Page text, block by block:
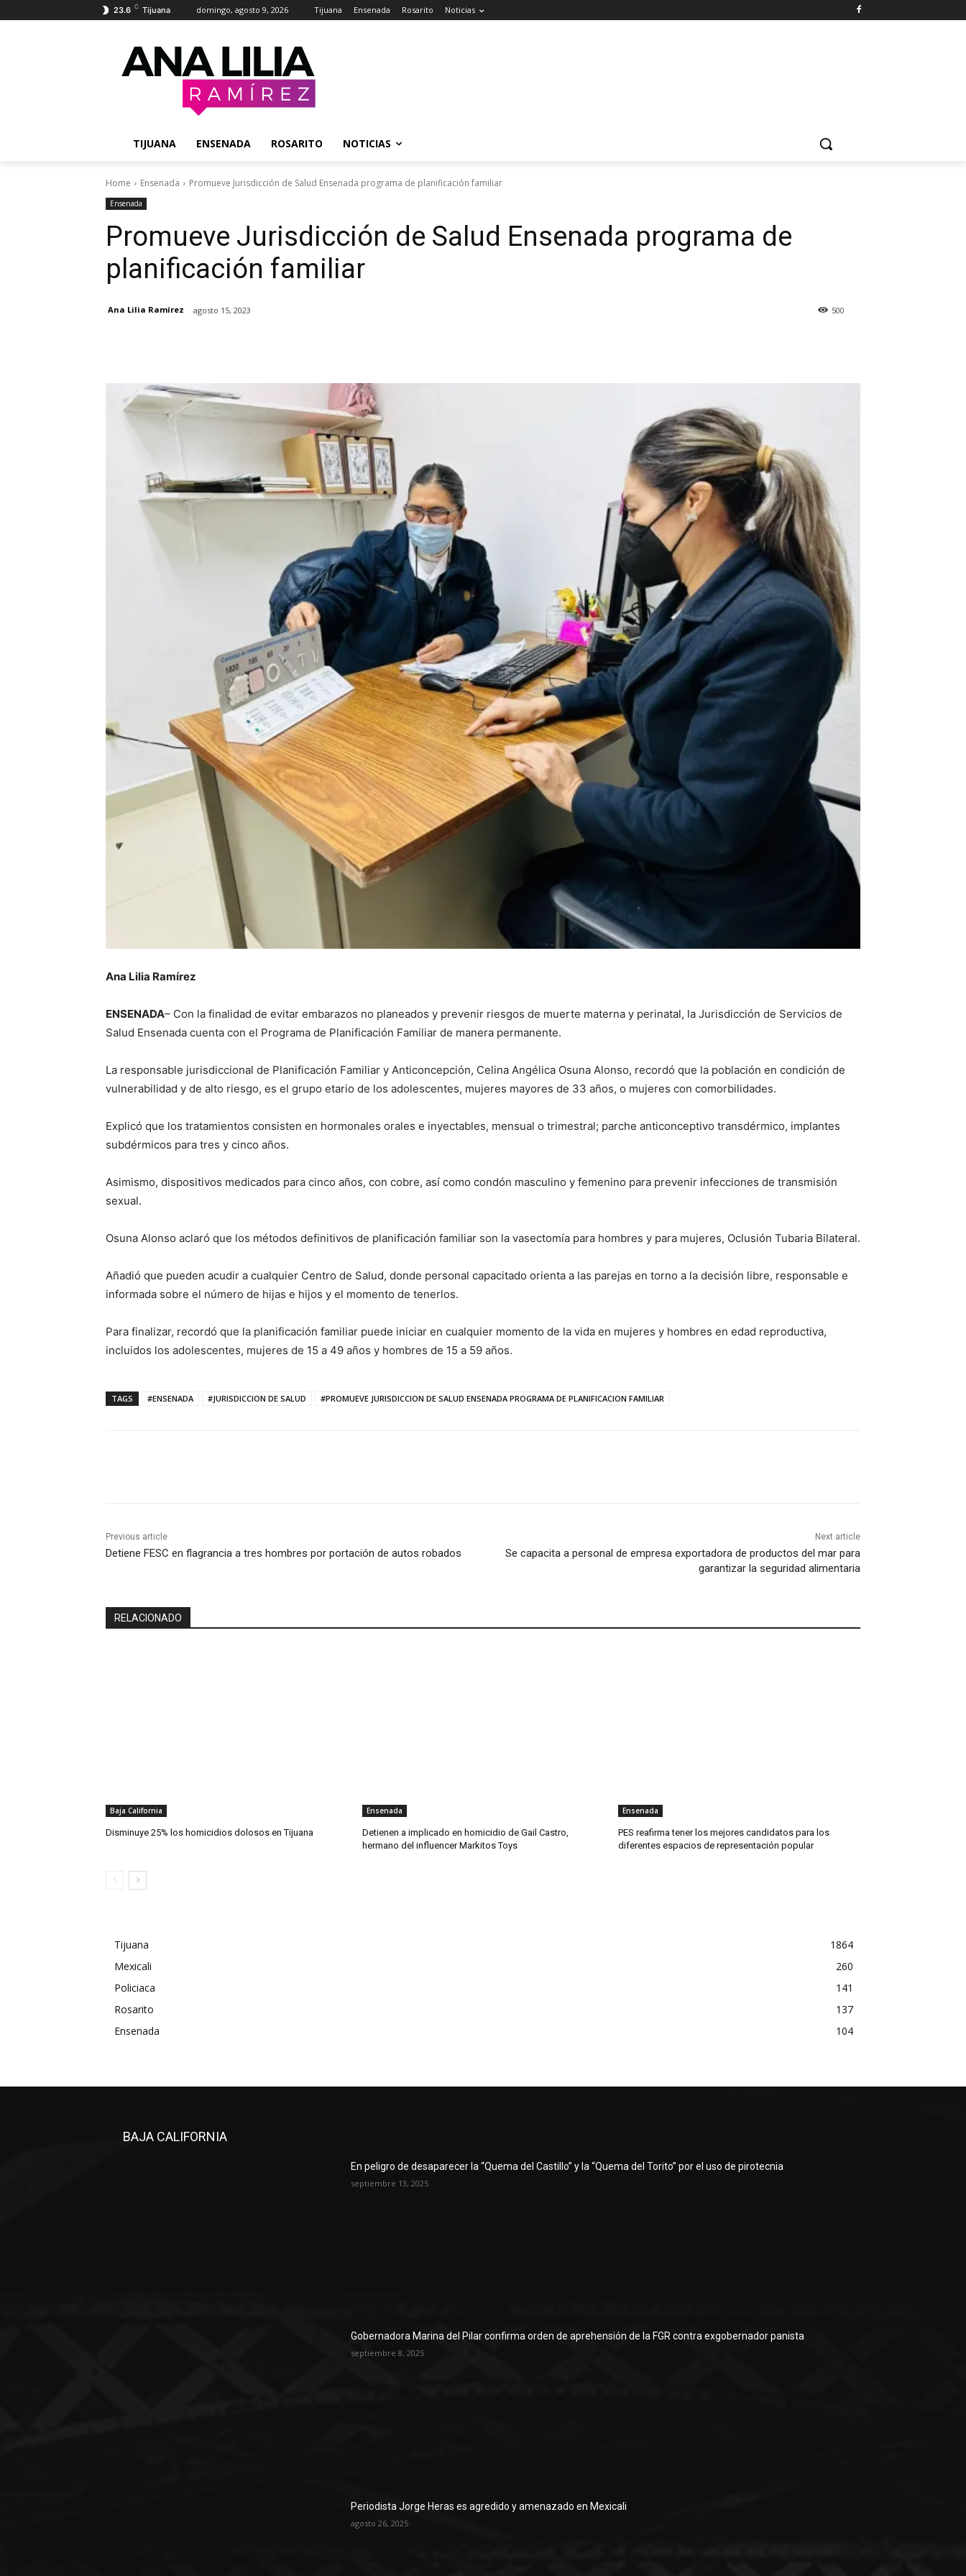
23.6 C Tijuana domingo, agosto 9, 2026 Tijuana Ensenada Rosarito Noticias
TIJUANA ENSENADA ROSARITO NOTICIAS
Home Ensenada Promueve Jurisdicción de Salud Ensenada programa de planificación familiar
Ensenada
Promueve Jurisdicción de Salud Ensenada programa de
planificación familiar
Ana Lilia Ramírez agosto 15, 2023 500
Ana Lilia Ramírez
ENSENADA– Con la finalidad de evitar embarazos no planeados y prevenir riesgos de muerte materna y perinatal, la Jurisdicción de Servicios de
Salud Ensenada cuenta con el Programa de Planificación Familiar de manera permanente.
La responsable jurisdiccional de Planificación Familiar y Anticoncepción, Celina Angélica Osuna Alonso, recordó que la población en condición de
vulnerabilidad y de alto riesgo, es el grupo etario de los adolescentes, mujeres mayores de 33 años, o mujeres con comorbilidades.
Explicó que los tratamientos consisten en hormonales orales e inyectables, mensual o trimestral; parche anticonceptivo transdérmico, implantes
subdérmicos para tres y cinco años.
Asimismo, dispositivos medicados para cinco años, con cobre, así como condón masculino y femenino para prevenir infecciones de transmisión
sexual.
Osuna Alonso aclaró que los métodos definitivos de planificación familiar son la vasectomía para hombres y para mujeres, Oclusión Tubaria Bilateral.
Añadió que pueden acudir a cualquier Centro de Salud, donde personal capacitado orienta a las parejas en torno a la decisión libre, responsable e
informada sobre el número de hijas e hijos y el momento de tenerlos.
Para finalizar, recordó que la planificación familiar puede iniciar en cualquier momento de la vida en mujeres y hombres en edad reproductiva,
incluidos los adolescentes, mujeres de 15 a 49 años y hombres de 15 a 59 años.
TAGS #ENSENADA #JURISDICCION DE SALUD #PROMUEVE JURISDICCION DE SALUD ENSENADA PROGRAMA DE PLANIFICACION FAMILIAR
Previous article
Detiene FESC en flagrancia a tres hombres por portación de autos robados
Next article
Se capacita a personal de empresa exportadora de productos del mar para
garantizar la seguridad alimentaria
RELACIONADO
Baja California
Disminuye 25% los homicidios dolosos en Tijuana
Ensenada
Detienen a implicado en homicidio de Gail Castro,
hermano del influencer Markitos Toys
Ensenada
PES reafirma tener los mejores candidatos para los
diferentes espacios de representación popular
Tijuana
1864
Mexicali
260
Policiaca
141
Rosarito
137
Ensenada
104
BAJA CALIFORNIA
En peligro de desaparecer la “Quema del Castillo” y la “Quema del Torito” por el uso de pirotecnia
septiembre 13, 2025
Gobernadora Marina del Pilar confirma orden de aprehensión de la FGR contra exgobernador panista
septiembre 8, 2025
Periodista Jorge Heras es agredido y amenazado en Mexicali
agosto 26, 2025